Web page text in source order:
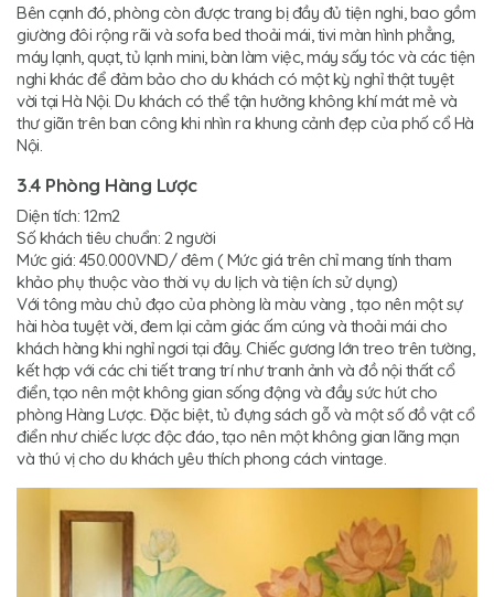
Bên cạnh đó, phòng còn được trang bị đầy đủ tiện nghi, bao gồm
giường đôi rộng rãi và sofa bed thoải mái, tivi màn hình phẳng,
máy lạnh, quạt, tủ lạnh mini, bàn làm việc, máy sấy tóc và các tiện
nghi khác để đảm bảo cho du khách có một kỳ nghỉ thật tuyệt
vời tại Hà Nội. Du khách có thể tận hưởng không khí mát mẻ và
thư giãn trên ban công khi nhìn ra khung cảnh đẹp của phố cổ Hà
Nội.
3.4 Phòng Hàng Lược
Diện tích: 12m2
Số khách tiêu chuẩn: 2 người
Mức giá: 450.000VND/ đêm ( Mức giá trên chỉ mang tính tham
khảo phụ thuộc vào thời vụ du lịch và tiện ích sử dụng)
Với tông màu chủ đạo của phòng là màu vàng , tạo nên một sự
hài hòa tuyệt vời, đem lại cảm giác ấm cúng và thoải mái cho
khách hàng khi nghỉ ngơi tại đây. Chiếc gương lớn treo trên tường,
kết hợp với các chi tiết trang trí như tranh ảnh và đồ nội thất cổ
điển, tạo nên một không gian sống động và đầy sức hút cho
phòng Hàng Lược. Đặc biệt, tủ đựng sách gỗ và một số đồ vật cổ
điển như chiếc lược độc đáo, tạo nên một không gian lãng mạn
và thú vị cho du khách yêu thích phong cách vintage.